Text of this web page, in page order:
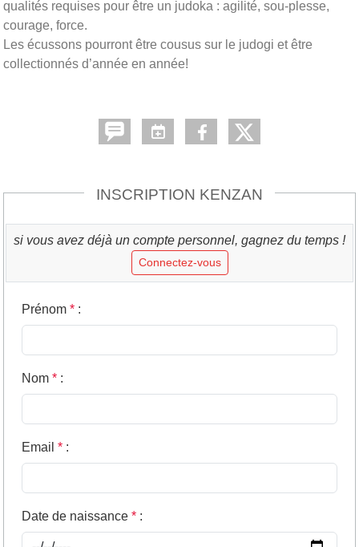
qualités requises pour être un judoka : agilité, sou-plesse,
courage, force.
Les écussons pourront être cousus sur le judogi et être
collectionnés d’année en année!
INSCRIPTION KENZAN
si vous avez déjà un compte personnel, gagnez du temps !
Connectez-vous
Prénom * :
Nom * :
Email * :
Date de naissance * :